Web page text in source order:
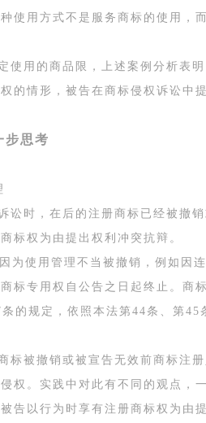
使用方式不是服务商标的使用
使用的商品限，上述案例分析表
的情形，被告在商标侵权诉讼中
步思考
讼时，在后的注册商标已经被撤
标权为由提出权利冲突抗辩。
为使用管理不当被撤销，例如因
标专用权自公告之日起终止。
的规定，依照本法第44条、第
标被撤销或被宣告无效前商标注
权。实践中对此有不同的观点
告以行为时享有注册商标权为由